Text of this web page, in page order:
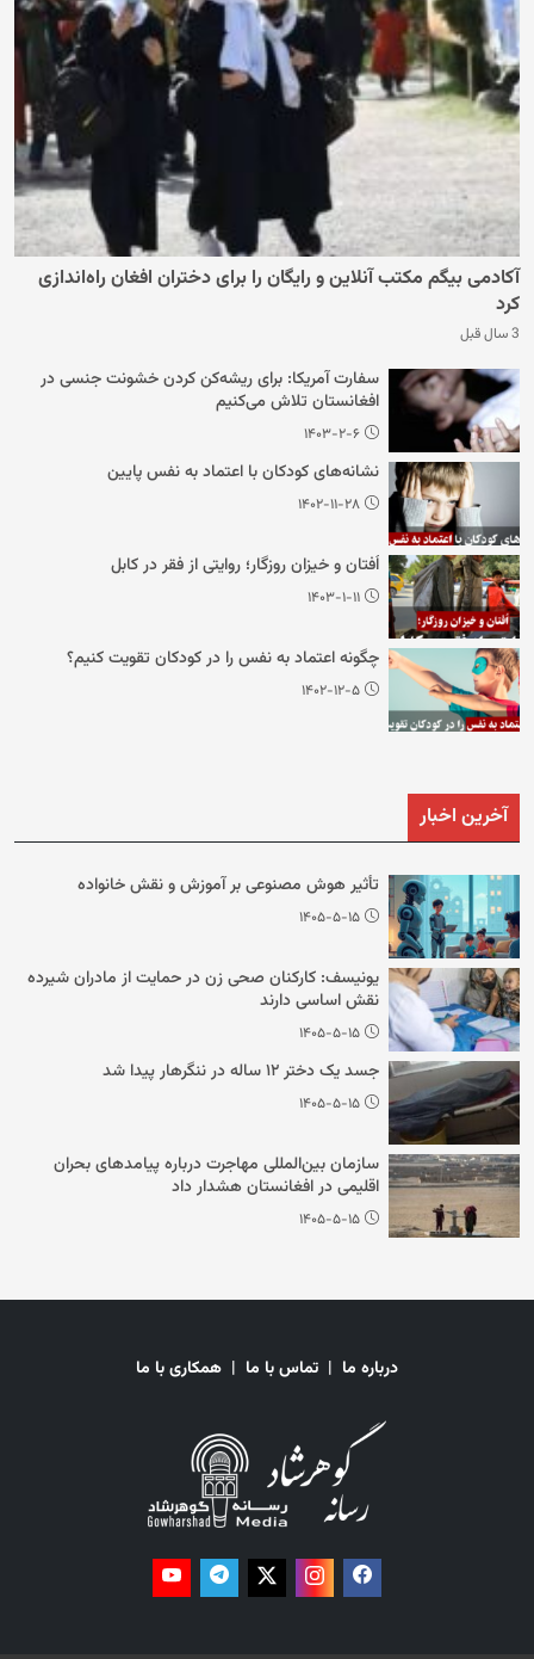
آکادمی بیگم مکتب آنلاین و رایگان را برای دختران افغان راه‌اندازی
کرد
3 سال قبل
سفارت آمریکا: برای ریشه‌کن کردن خشونت جنسی در
افغانستان تلاش می‌کنیم
۱۴۰۳-۲-۶
نشانه‌های کودکان با اعتماد به نفس پایین
۱۴۰۲-۱۱-۲۸
اُفتان و خیزان روزگار؛ روایتی از فقر در کابل
۱۴۰۳-۱-۱۱
چگونه اعتماد به نفس را در کودکان تقویت کنیم؟
۱۴۰۲-۱۲-۵
آخرین اخبار
تأثیر هوش مصنوعی بر آموزش و نقش خانواده
۱۴۰۵-۵-۱۵
یونیسف: کارکنان صحی زن در حمایت از مادران شیرده
نقش اساسی دارند
۱۴۰۵-۵-۱۵
جسد یک دختر ۱۲ ساله در ننگرهار پیدا شد
۱۴۰۵-۵-۱۵
سازمان بین‌المللی مهاجرت درباره پیامدهای بحران
اقلیمی در افغانستان هشدار داد
۱۴۰۵-۵-۱۵
درباره ما | تماس با ما | همکاری با ما